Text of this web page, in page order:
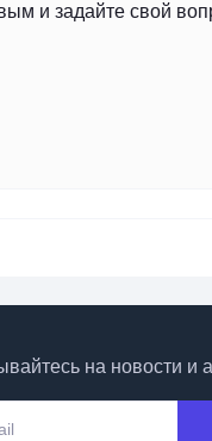
и задайте свой
на новости и